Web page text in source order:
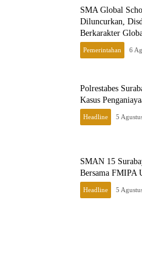
SMA Global
Diluncurkan,
Berkarakter
Pemerintahan 6
Polrestabes
Kasus
Headline 5
SMAN 15
Bersama FMIPA
Headline 5